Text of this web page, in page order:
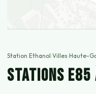
Station Ethanol›Villes›Haute-
STATIONS E85